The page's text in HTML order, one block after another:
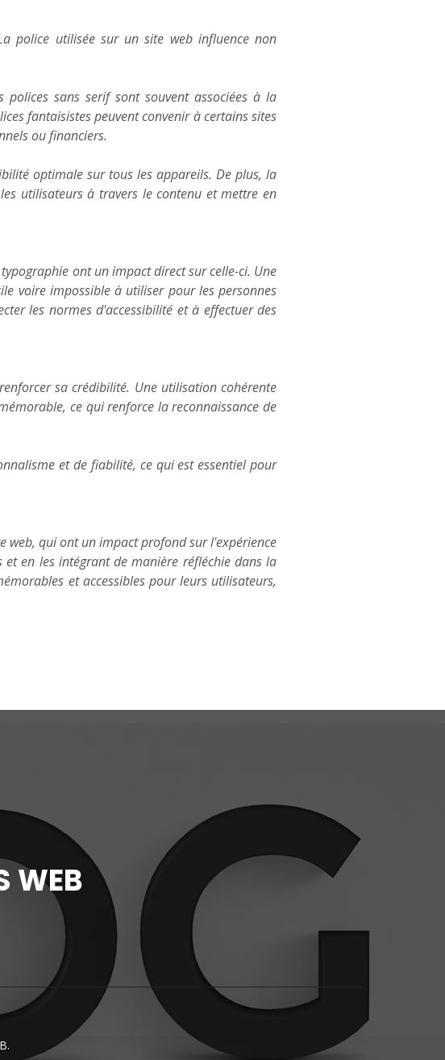
police utilisée sur un site web influence non
sans serif sont souvent associées à la
fantaisistes peuvent convenir à certains sites
ou financiers.
optimale sur tous les appareils. De plus, la
utilisateurs à travers le contenu et mettre en
ont un impact direct sur celle-ci. Une
voire impossible à utiliser pour les personnes
les normes d'accessibilité et à effectuer des
sa crédibilité. Une utilisation cohérente
ce qui renforce la reconnaissance de
et de fiabilité, ce qui est essentiel pour
web, qui ont un impact profond sur l'expérience
en les intégrant de manière réfléchie dans la
et accessibles pour leurs utilisateurs,
WEB
.